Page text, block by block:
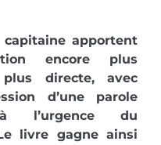
apportent
encore plus
directe, avec
d’une parole
l’urgence du
livre gagne ainsi